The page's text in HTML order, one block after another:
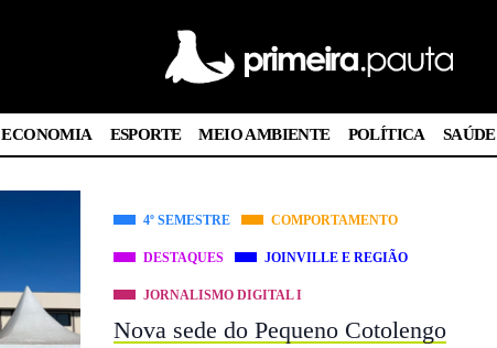
ECONOMIA ESPORTE MEIO AMBIENTE POLÍTICA SAÚDE
4º SEMESTRE COMPORTAMENTO
DESTAQUES JOINVILLE E REGIÃO
JORNALISMO DIGITAL I
Nova sede do Pequeno Cotolengo